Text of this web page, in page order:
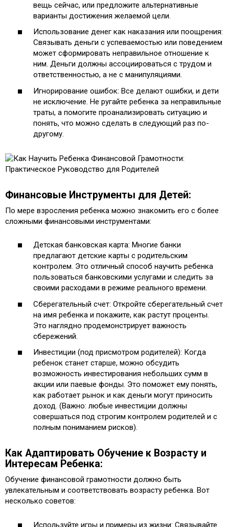
вещь сейчас, или предложите альтернативные
варианты достижения желаемой цели.
Использование денег как наказания или поощрения:
Связывать деньги с успеваемостью или поведением
может сформировать неправильное отношение к
ним. Деньги должны ассоциироваться с трудом и
ответственностью, а не с манипуляциями.
Игнорирование ошибок: Все делают ошибки, и дети
не исключение. Не ругайте ребенка за неправильные
траты, а помогите проанализировать ситуацию и
понять, что можно сделать в следующий раз по-
другому.
Финансовые Инструменты для Детей:
По мере взросления ребенка можно знакомить его с более
сложными финансовыми инструментами:
Детская банковская карта: Многие банки
предлагают детские карты с родительским
контролем. Это отличный способ научить ребенка
пользоваться банковскими услугами и следить за
своими расходами в режиме реального времени.
Сберегательный счет: Откройте сберегательный счет
на имя ребенка и покажите, как растут проценты.
Это наглядно продемонстрирует важность
сбережений.
Инвестиции (под присмотром родителей): Когда
ребенок станет старше, можно обсудить
возможность инвестирования небольших сумм в
акции или паевые фонды. Это поможет ему понять,
как работает рынок и как деньги могут приносить
доход. (Важно: любые инвестиции должны
совершаться под строгим контролем родителей и с
полным пониманием рисков).
Как Адаптировать Обучение к Возрасту и
Интересам Ребенка:
Обучение финансовой грамотности должно быть
увлекательным и соответствовать возрасту ребенка. Вот
несколько советов:
Используйте игры и примеры из жизни: Связывайте